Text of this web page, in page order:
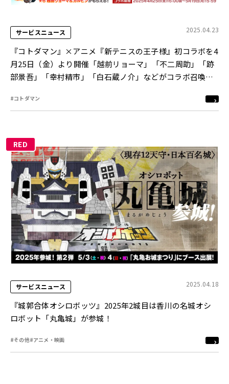
サービスニュース 2025.04.23
『コトダマン』×アニメ『新テニスの王子様』初コラボを4
月25日（金）より開催「越前リョーマ」「不二周助」「跡
部景吾」「幸村精市」「白石蔵ノ介」などがコラボ召喚に
#コトダマン
RED
サービスニュース 2025.04.18
『城郭合体オシロボッツ』2025年2城目は香川の名城オシ
ロボット「丸亀城」が参城！
#その他#アニメ・映画